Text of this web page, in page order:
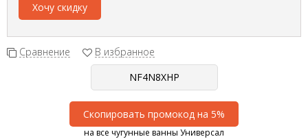
Хочу скидку
Сравнение В избранное
Скопировать промокод на 5%
на все чугунные ванны Универсал